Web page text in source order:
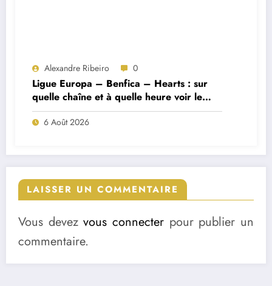
Alexandre Ribeiro 0
Ligue Europa – Benfica – Hearts : sur
quelle chaîne et à quelle heure voir le
match ?
6 Août 2026
LAISSER UN COMMENTAIRE
Vous devezvous connecter pour publier un
commentaire.